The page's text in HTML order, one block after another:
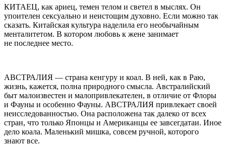
КИТАЕЦ, как ариец, темен телом и светел в мыслях. Он
упоителен сексуально и неистощим духовно. Если можно так
сказать. Китайская культура наделила его необычайным
менталитетом. В котором любовь к жене занимает
не последнее место.
АВСТРАЛИЯ — страна кенгуру и коал. В ней, как в Раю,
жизнь, кажется, полна природного смысла. Австралийский
быт малоизвестен и малопривлекателен, в отличие от Флоры
и Фауны и особенно Фауны. АВСТРАЛИЯ привлекает своей
неисследованностью. Она расположена так далеко от всех
стран, что только Японцы и Американцы ее завсегдатаи. Иное
дело коала. Маленький мишка, совсем ручной, которого
знают все.